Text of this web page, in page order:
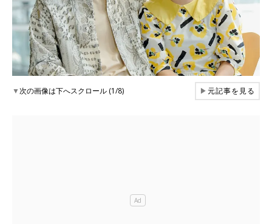
▼次の画像は下へスクロール (1/8) ▶元記事を見る